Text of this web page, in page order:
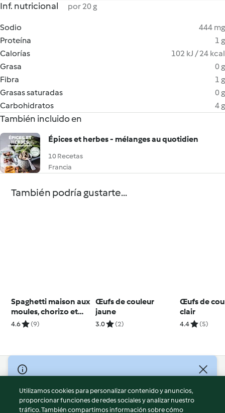
Inf. nutricional por 20 g
Sodio
444 mg
Proteína
1 g
Calorías
102 kJ / 24 kcal
Grasa
0 g
Fibra
1 g
Grasas saturadas
0 g
Carbohidratos
4 g
También incluido en
Épices et herbes - mélanges au quotidien
10 Recetas
Francia
También podría gustarte...
Spaghetti maison aux
moules, chorizo et
safran
4.6 (9)
Œufs de couleur
jaune
3.0 (2)
Œufs de
clair
4.4 (5)
© Copyright 2026
Términos de uso
Política de privacidad
Utilizamos cookies para personalizar contenido y anuncios,
proporcionar funciones de redes sociales y analizar nuestro
tráfico. También compartimos información sobre cómo